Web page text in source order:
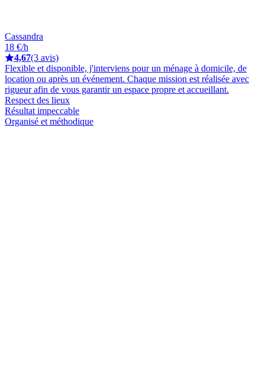
Cassandra
18 €/h
4,67(3 avis)
Flexible et disponible, j'interviens pour un ménage à domicile, de
location ou après un événement. Chaque mission est réalisée avec
rigueur afin de vous garantir un espace propre et accueillant.
Respect des lieux
Résultat impeccable
Organisé et méthodique